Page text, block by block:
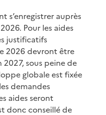
s’enregistrer auprès
Pour les aides
justificatifs
2026 devront être
sous peine de
globale est fixée
demandes
aides seront
donc conseillé de